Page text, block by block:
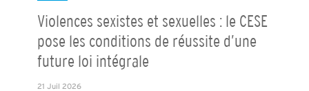
Violences sexistes et sexuelles : le CESE
pose les conditions de réussite d’une
future loi intégrale
21 Juil 2026